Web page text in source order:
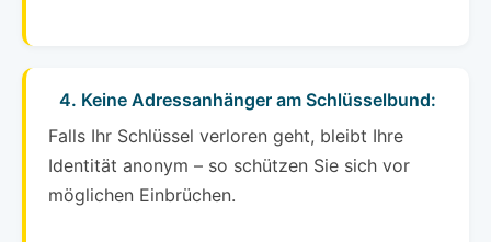
4. Keine Adressanhänger am Schlüsselbund:
Falls Ihr Schlüssel verloren geht, bleibt Ihre
Identität anonym – so schützen Sie sich vor
möglichen Einbrüchen.